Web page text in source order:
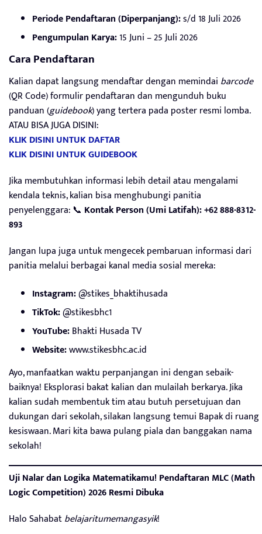
Periode Pendaftaran (Diperpanjang):s/d 18 Juli 2026
Pengumpulan Karya:15 Juni – 25 Juli 2026
Cara Pendaftaran
Kalian dapat langsung mendaftar dengan memindai barcode
(QR Code) formulir pendaftaran dan mengunduh buku
panduan (guidebook) yang tertera pada poster resmi lomba.
ATAU BISA JUGA DISINI:
KLIK DISINI UNTUK DAFTAR
KLIK DISINI UNTUK GUIDEBOOK
Jika membutuhkan informasi lebih detail atau mengalami
kendala teknis, kalian bisa menghubungi panitia
penyelenggara: 📞 Kontak Person (Umi Latifah): +62 888-8312-
893
Jangan lupa juga untuk mengecek pembaruan informasi dari
panitia melalui berbagai kanal media sosial mereka:
Instagram:@stikes_bhaktihusada
TikTok:@stikesbhc1
YouTube:Bhakti Husada TV
Website:www.stikesbhc.ac.id
Ayo, manfaatkan waktu perpanjangan ini dengan sebaik-
baiknya! Eksplorasi bakat kalian dan mulailah berkarya. Jika
kalian sudah membentuk tim atau butuh persetujuan dan
dukungan dari sekolah, silakan langsung temui Bapak di ruang
kesiswaan. Mari kita bawa pulang piala dan banggakan nama
sekolah!
Uji Nalar dan Logika Matematikamu! Pendaftaran MLC (Math
Logic Competition) 2026 Resmi Dibuka
Halo Sahabatbelajaritumemangasyik!